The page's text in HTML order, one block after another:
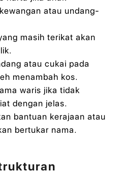
atau undang-
masih terikat akan
atau cukai pada
menambah kos.
waris jika tidak
dengan jelas.
bantuan kerajaan atau
bertukar nama.